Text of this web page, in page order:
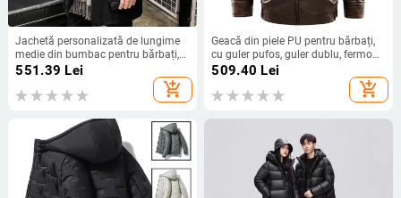
Jachetă personalizată de lungime
medie din bumbac pentru bărbați,
jachetă de iarnă cu glugă, lejeră și
călduroasă, jachetă din bumbac
îngroșat, jachetă la modă pentru
551.39 Lei
add_shopping_cart
Geacă din piele PU pentru bărbați,
cu guler pufos, guler dublu, fermoar,
buzunare cu fermoar, tiv drept, stil
britanic, mărimi L-5XL, Iarnă 2024
509.40 Lei
add_shopping_cart